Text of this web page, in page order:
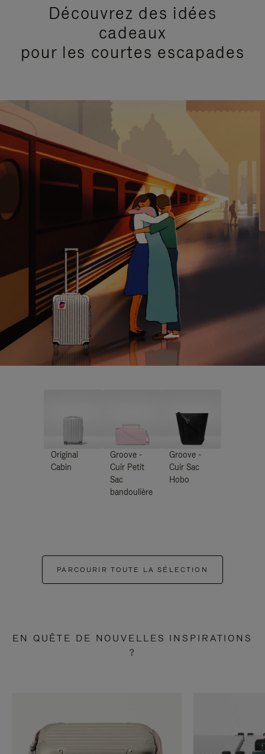
Découvrez des idées
cadeaux
pour les courtes escapades
Original
Cabin
Groove -
Cuir Petit
Sac
bandoulière
Groove -
Cuir Sac
Hobo
PARCOURIR TOUTE LA SÉLECTION
EN QUÊTE DE NOUVELLES INSPIRATIONS
?